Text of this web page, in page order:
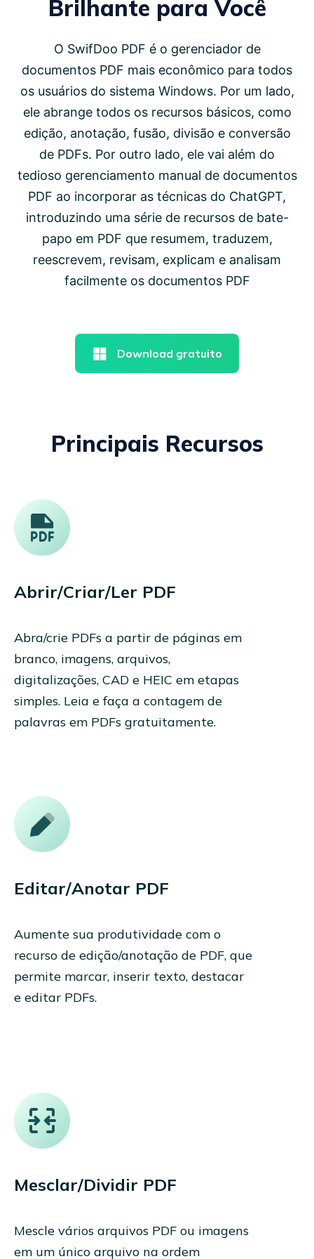
Brilhante para Você
O SwifDoo PDF é o gerenciador de
documentos PDF mais econômico para todos
os usuários do sistema Windows. Por um lado,
ele abrange todos os recursos básicos, como
edição, anotação, fusão, divisão e conversão
de PDFs. Por outro lado, ele vai além do
tedioso gerenciamento manual de documentos
PDF ao incorporar as técnicas do ChatGPT,
introduzindo uma série de recursos de bate-
papo em PDF que resumem, traduzem,
reescrevem, revisam, explicam e analisam
facilmente os documentos PDF
Download gratuito
Principais Recursos
Abrir/Criar/Ler PDF
Abra/crie PDFs a partir de páginas em
branco, imagens, arquivos,
digitalizações, CAD e HEIC em etapas
simples. Leia e faça a contagem de
palavras em PDFs gratuitamente.
Editar/Anotar PDF
Aumente sua produtividade com o
recurso de edição/anotação de PDF, que
permite marcar, inserir texto, destacar
e editar PDFs.
Mesclar/Dividir PDF
Mescle vários arquivos PDF ou imagens
em um único arquivo na ordem